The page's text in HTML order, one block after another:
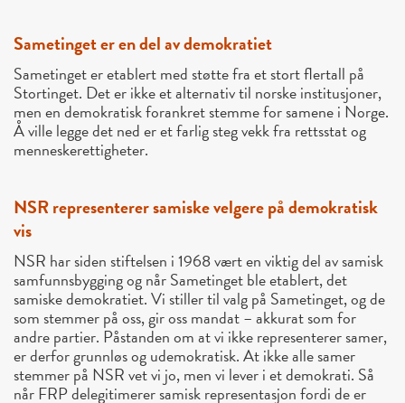
Sametinget er en del av demokratiet
Sametinget er etablert med støtte fra et stort flertall på
Stortinget. Det er ikke et alternativ til norske institusjoner,
men en demokratisk forankret stemme for samene i Norge.
Å ville legge det ned er et farlig steg vekk fra rettsstat og
menneskerettigheter.
NSR representerer samiske velgere på demokratisk
vis
NSR har siden stiftelsen i 1968 vært en viktig del av samisk
samfunnsbygging og når Sametinget ble etablert, det
samiske demokratiet. Vi stiller til valg på Sametinget, og de
som stemmer på oss, gir oss mandat – akkurat som for
andre partier. Påstanden om at vi ikke representerer samer,
er derfor grunnløs og udemokratisk. At ikke alle samer
stemmer på NSR vet vi jo, men vi lever i et demokrati. Så
når FRP delegitimerer samisk representasjon fordi de er